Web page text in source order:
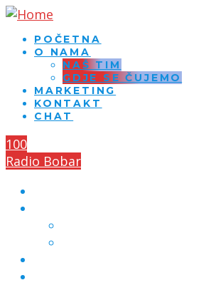
POČETNA
O NAMA
NAŠ TIM
GDJE SE ČUJEMO
MARKETING
KONTAKT
CHAT
100
Radio Bobar